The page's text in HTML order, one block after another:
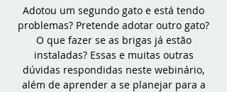
Adotou um segundo gato e está tendo
problemas? Pretende adotar outro gato?
O que fazer se as brigas já estão
instaladas? Essas e muitas outras
dúvidas respondidas neste webinário,
além de aprender a se planejar para a